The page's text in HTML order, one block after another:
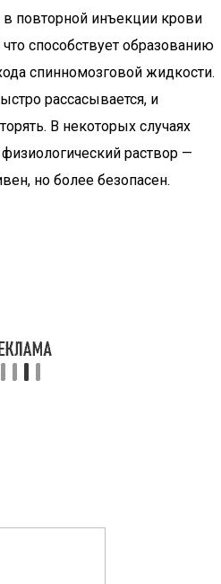
в повторной инъекции крови
способствует образованию
спинномозговой жидкости.
рассасывается, и
В некоторых случаях
раствор —
но более безопасен.